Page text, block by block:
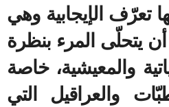
تعرّف الإيجابية وهي
يتحلّى المرء بنظرة
والمعيشية، خاصة
والعراقيل التي